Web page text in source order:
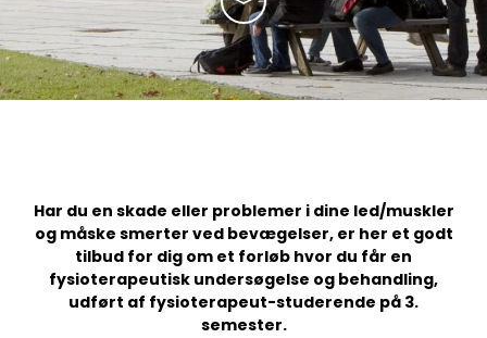
Har du en skade eller problemer i dine led/muskler
og måske smerter ved bevægelser, er her et godt
tilbud for dig om et forløb hvor du får en
fysioterapeutisk undersøgelse og behandling,
udført af fysioterapeut-studerende på 3.
semester.